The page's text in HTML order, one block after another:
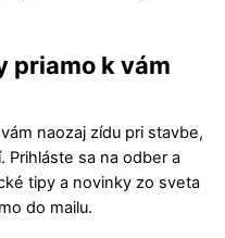
priamo k vám
naozaj zídu pri stavbe,
Prihláste sa na odber a
tipy a novinky zo sveta
do mailu.